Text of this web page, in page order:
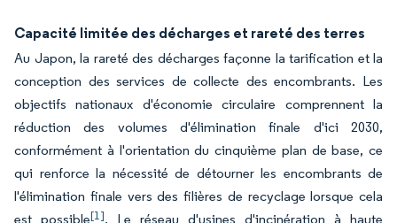
Capacité limitée des décharges et rareté des terres
Au Japon, la rareté des décharges façonne la tarification et la
conception des services de collecte des encombrants. Les
objectifs nationaux d'économie circulaire comprennent la
réduction des volumes d'élimination finale d'ici 2030,
conformément à l'orientation du cinquième plan de base, ce
qui renforce la nécessité de détourner les encombrants de
l'élimination finale vers des filières de recyclage lorsque cela
est possible[1]. Le réseau d'usines d'incinération à haute